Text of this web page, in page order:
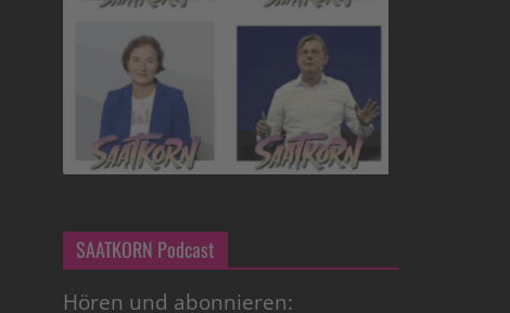
SAATKORN Podcast
Hören und abonnieren: